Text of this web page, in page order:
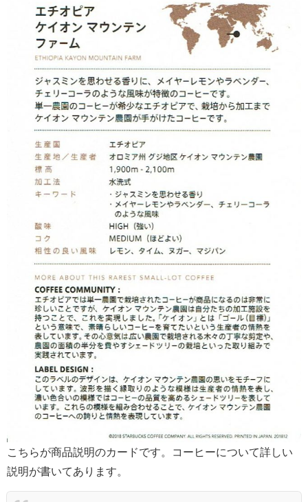
こちらが商品説明のカードです。コーヒーについて詳しい
説明が書いてあります。